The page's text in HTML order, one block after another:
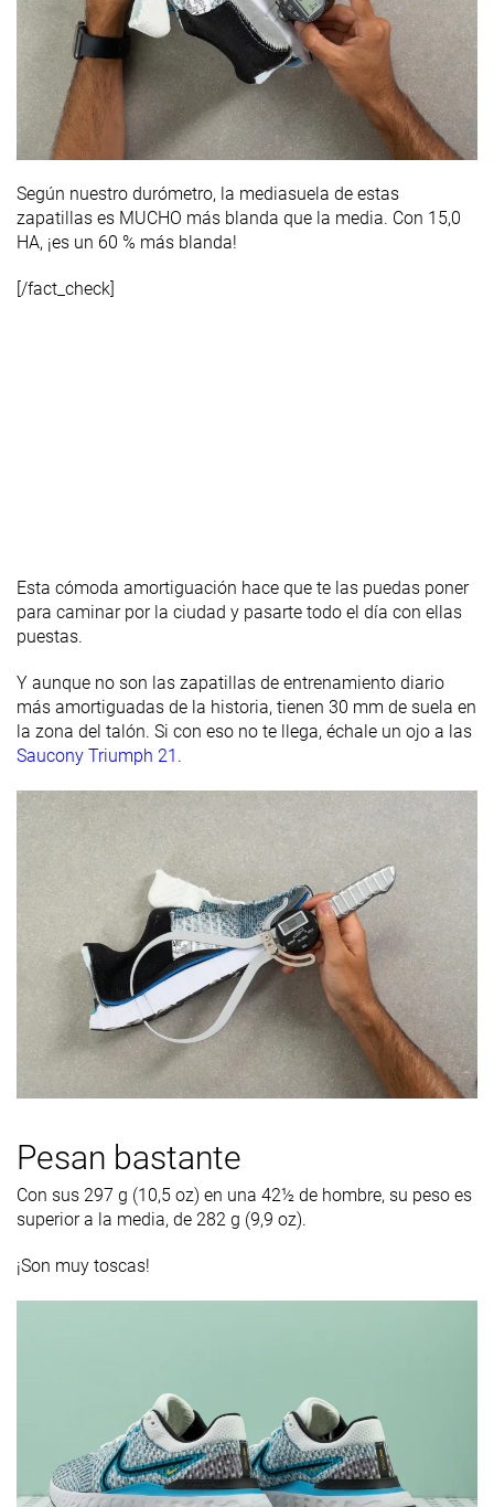
Según nuestro durómetro, la mediasuela de estas
zapatillas es MUCHO más blanda que la media. Con 15,0
HA, ¡es un 60 % más blanda!
[/fact_check]
Esta cómoda amortiguación hace que te las puedas poner
para caminar por la ciudad y pasarte todo el día con ellas
puestas.
Y aunque no son las zapatillas de entrenamiento diario
más amortiguadas de la historia, tienen 30 mm de suela en
la zona del talón. Si con eso no te llega, échale un ojo a las
Saucony Triumph 21 .
Pesan bastante
Con sus 297 g (10,5 oz) en una 42½ de hombre, su peso es
superior a la media, de 282 g (9,9 oz).
¡Son muy toscas!